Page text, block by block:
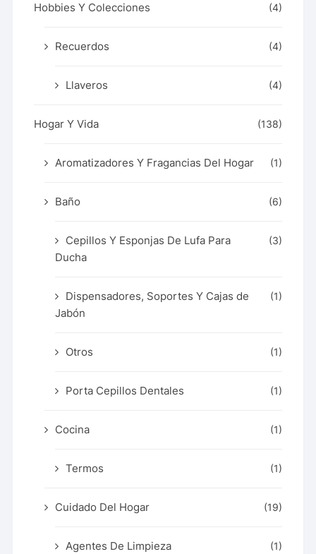
Hobbies Y Colecciones (4)
Recuerdos (4)
Llaveros (4)
Hogar Y Vida (138)
Aromatizadores Y Fragancias Del Hogar (1)
Baño (6)
Cepillos Y Esponjas De Lufa Para
Ducha
(3)
Dispensadores, Soportes Y Cajas de
Jabón
(1)
Otros (1)
Porta Cepillos Dentales (1)
Cocina (1)
Termos (1)
Cuidado Del Hogar (19)
Agentes De Limpieza (1)